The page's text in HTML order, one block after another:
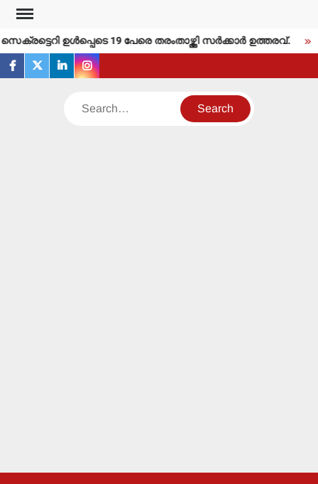
Skip
content
ഉള്‍പ്പെടെ 19 പേരെ തരംതാഴ്ത്തി സര്‍ക്കാര്‍ ഉത്തരവ്.
facebook
twitterlinkedininstagram
Search